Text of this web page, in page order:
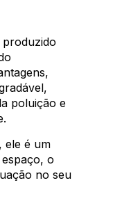
produzido
poluição e
ele é um
o
no seu